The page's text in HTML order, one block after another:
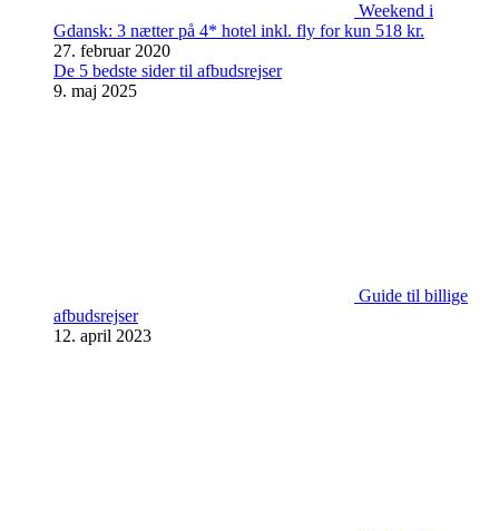
Weekend i
Gdansk: 3 nætter på 4* hotel inkl. fly for kun 518 kr.
27. februar 2020
De 5 bedste sider til afbudsrejser
9. maj 2025
Guide til billige
afbudsrejser
12. april 2023